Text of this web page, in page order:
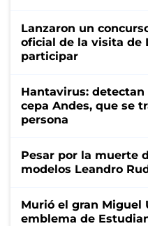
Lanzaron un
oficial de la visita de
participar
Hantavirus: detectan
cepa Andes, que se
persona
Pesar por la muerte
modelos Leandro
Murió el gran Miguel
emblema de